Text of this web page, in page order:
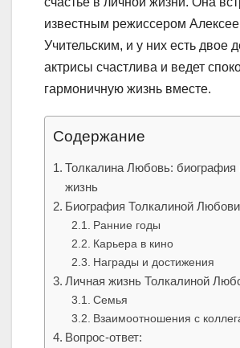
известным режиссером
Учительским, и у них есть двое
актрисы счастлива и ведет
гармоничную жизнь вместе.
Содержание
Толкалина Любовь: биография
жизнь
Биография Толкалиной Любови
Ранние годы
Карьера в кино
Награды и достижения
Личная жизнь Толкалиной
Семья
Взаимоотношения с
Вопрос-ответ: